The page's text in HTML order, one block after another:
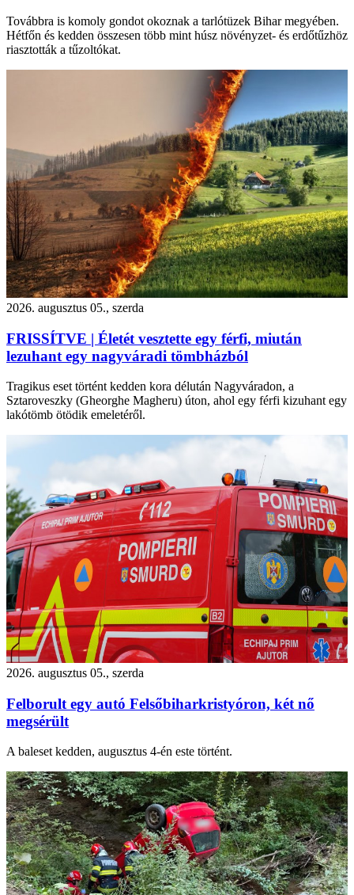
Továbbra is komoly gondot okoznak a tarlótüzek Bihar megyében.
Hétfőn és kedden összesen több mint húsz növényzet- és erdőtűzhöz
riasztották a tűzoltókat.
2026. augusztus 05., szerda
FRISSÍTVE | Életét vesztette egy férfi, miután
lezuhant egy nagyváradi tömbházból
Tragikus eset történt kedden kora délután Nagyváradon, a
Sztaroveszky (Gheorghe Magheru) úton, ahol egy férfi kizuhant egy
lakótömb ötödik emeletéről.
2026. augusztus 05., szerda
Felborult egy autó Felsőbiharkristyóron, két nő
megsérült
A baleset kedden, augusztus 4-én este történt.